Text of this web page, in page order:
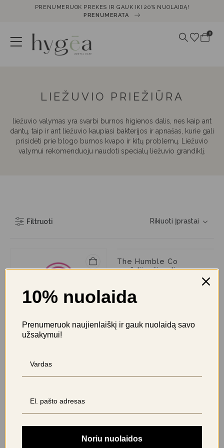
PRENUMERUOK PREKES IR GAUK IKI 20% NUOLAIDĄ!
PRENUMERATA
0
LIEŽUVIO PRIEŽIŪRA
liežuvio valymas yra svarbi burnos higienos dalis, nes kaip ant
dantų, taip ir ant liežuvio kaupiasi bakterijos ir apnašas, kurie gali
prisidėti prie blogo burnos kvapo ir kitų problemų. Liežuvio
valymui rekomenduoju naudoti specialų liežuvio grandiklį.
Filtruoti
€
+36 taškus
The Humble Co
nerūdijančio plieno
8,90€
+89 taškus
10% nuolaida
Prenumeruok naujienlaiškį ir gauk nuolaidą savo
užsakymui!
Noriu nuolaidos